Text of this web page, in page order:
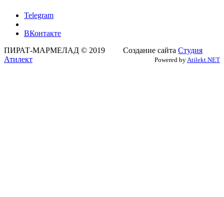
Telegram
ВКонтакте
ПИРАТ-МАРМЕЛАД © 2019 Создание сайта Студия
Атилект
Powered byAtilekt.NET